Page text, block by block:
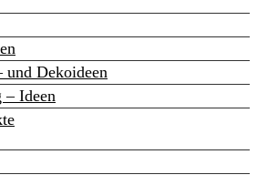
und Dekoideen
– Ideen